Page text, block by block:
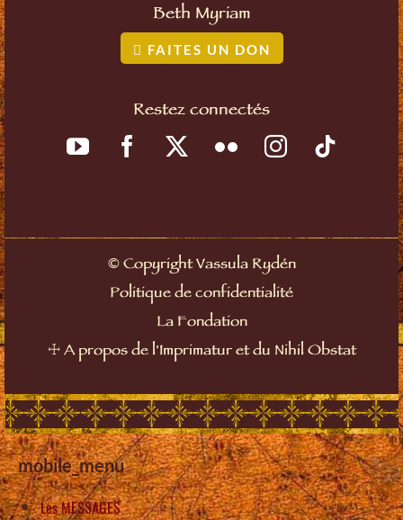
Beth Myriam
FAITES UN DON
Restez connectés
©Copyright Vassula Rydén
Politique de confidentialité
La Fondation
☩ A propos de l'Imprimatur et du Nihil Obstat
mobile_menu
Les MESSAGES